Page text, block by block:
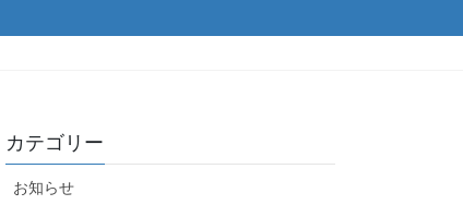
カテゴリー
お知らせ